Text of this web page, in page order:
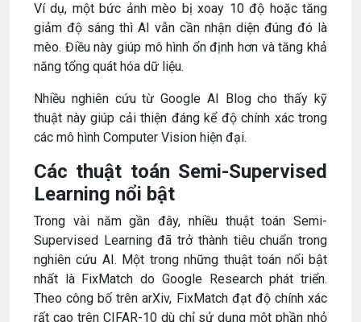
Ví dụ, một bức ảnh mèo bị xoay 10 độ hoặc tăng
giảm độ sáng thì AI vẫn cần nhận diện đúng đó là
mèo. Điều này giúp mô hình ổn định hơn và tăng khả
năng tổng quát hóa dữ liệu.
Nhiều nghiên cứu từ Google AI Blog cho thấy kỹ
thuật này giúp cải thiện đáng kể độ chính xác trong
các mô hình Computer Vision hiện đại.
Các thuật toán Semi-Supervised
Learning nổi bật
Trong vài năm gần đây, nhiều thuật toán Semi-
Supervised Learning đã trở thành tiêu chuẩn trong
nghiên cứu AI. Một trong những thuật toán nổi bật
nhất là FixMatch do Google Research phát triển.
Theo công bố trên arXiv, FixMatch đạt độ chính xác
rất cao trên CIFAR-10 dù chỉ sử dụng một phần nhỏ